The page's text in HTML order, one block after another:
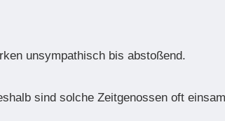
unsympathisch bis abstoßend.
sind solche Zeitgenossen oft